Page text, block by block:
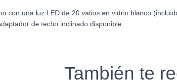
con una luz LED de 20 vatios en vidrio blanco
de techo inclinado disponible
También te